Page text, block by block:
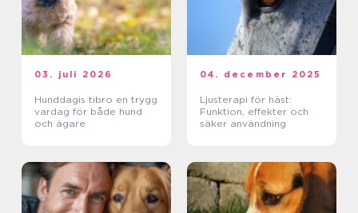
03. juli 2026
Hunddagis tibro en trygg
vardag för både hund
och ägare
04. december 2025
Ljusterapi för häst:
Funktion, effekter och
säker användning